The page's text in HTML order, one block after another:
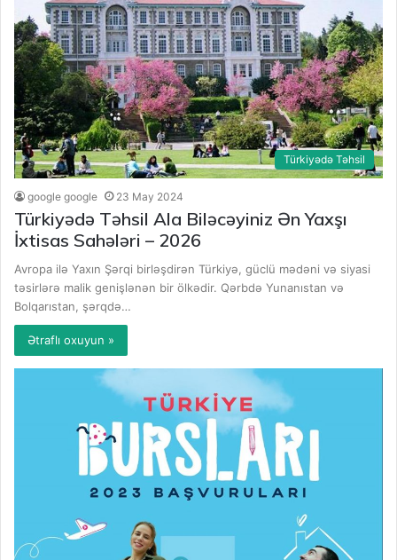
Türkiyədə Təhsil
google google 23 May 2024
Türkiyədə Təhsil Ala Biləcəyiniz Ən Yaxşı
İxtisas Sahələri – 2026
Avropa ilə Yaxın Şərqi birləşdirən Türkiyə, güclü mədəni və siyasi
təsirlərə malik genişlənən bir ölkədir. Qərbdə Yunanıstan və
Bolqarıstan, şərqdə…
Ətraflı oxuyun »